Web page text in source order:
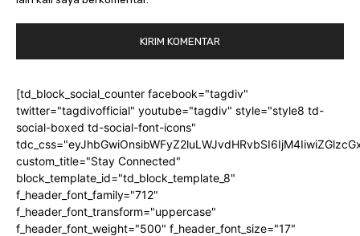
[td_block_social_counter facebook="tagdiv"
twitter="tagdivofficial" youtube="tagdiv" style="style8 td-
social-boxed td-social-font-icons"
custom_title="Stay Connected"
block_template_id="td_block_template_8"
f_header_font_family="712"
f_header_font_transform="uppercase"
f_header_font_weight="500" f_header_font_size="17"